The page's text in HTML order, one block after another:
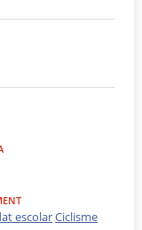
escolarCiclisme